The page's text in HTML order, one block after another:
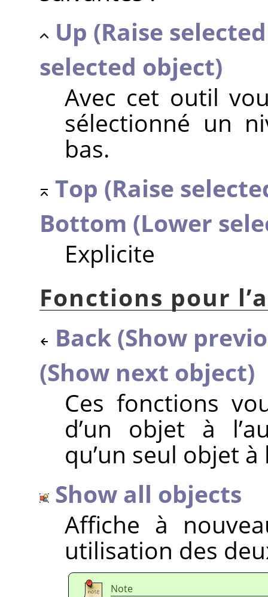
Up (Raise
selected object)
Avec cet outil
sélectionné un
bas.
Top (Raise
Bottom (Lower
Explicite
Fonctions pour
Back (Show
(Show next object)
Ces fonctions
d’un objet à
qu’un seul objet à
Show all objects
Affiche à
utilisation des
Note